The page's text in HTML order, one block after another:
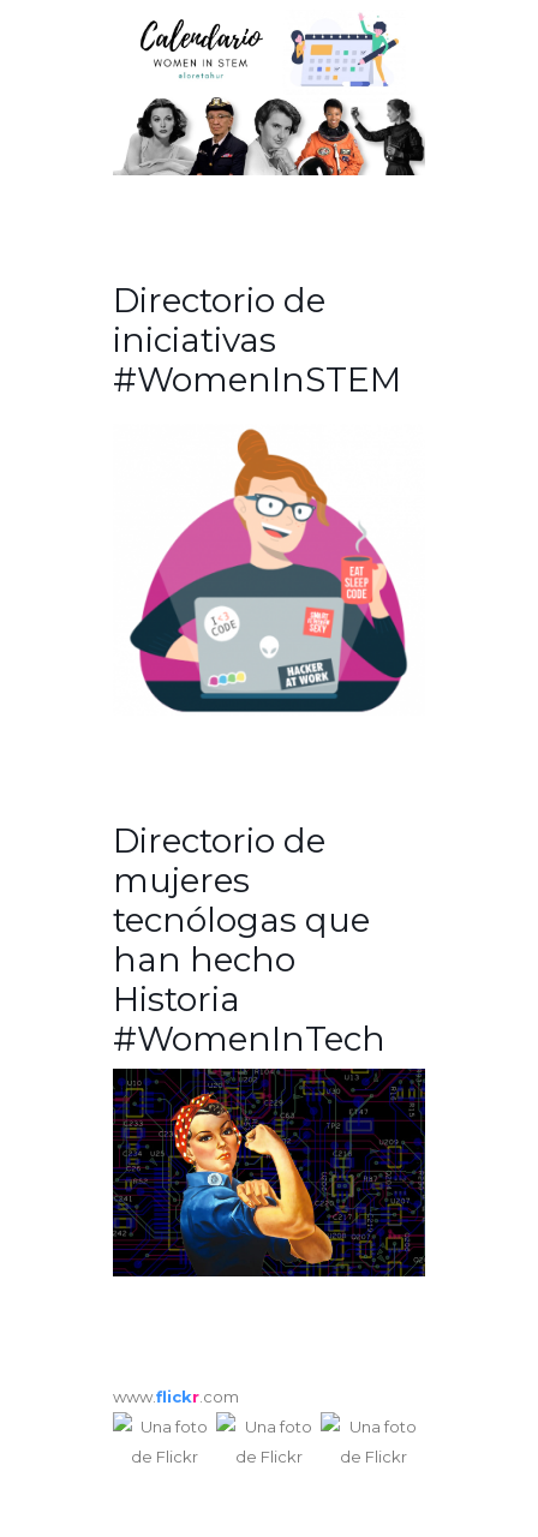
Directorio de
iniciativas
#WomenInSTEM
Directorio de
mujeres
tecnólogas que
han hecho
Historia
#WomenInTech
www.flickr .com